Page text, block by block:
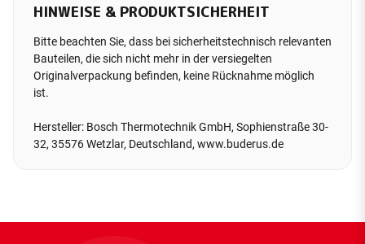
HINWEISE & PRODUKTSICHERHEIT
Bitte beachten Sie, dass bei sicherheitstechnisch relevanten
Bauteilen, die sich nicht mehr in der versiegelten
Originalverpackung befinden, keine Rücknahme möglich
ist.
Hersteller: Bosch Thermotechnik GmbH, Sophienstraße 30-
32, 35576 Wetzlar, Deutschland, www.buderus.de